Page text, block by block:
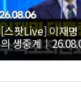
[스팟Live] 이재명
의 생중계｜